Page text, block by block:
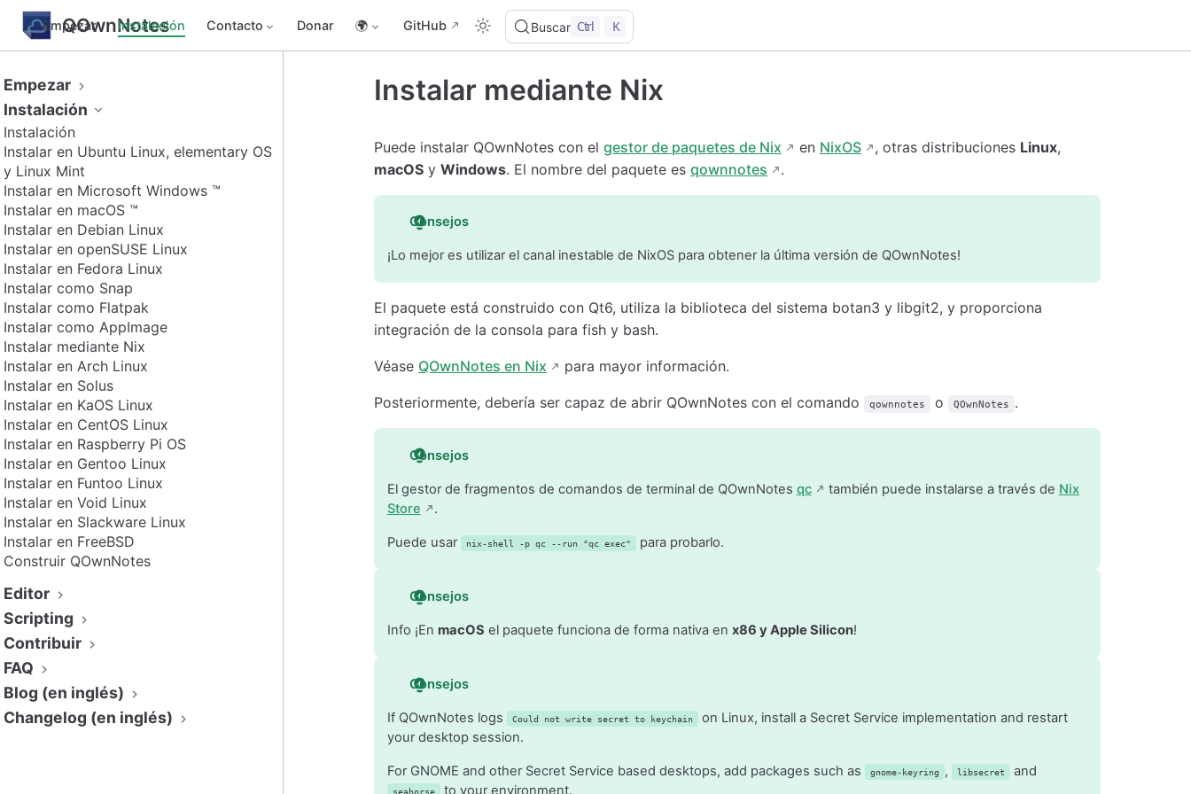
QOwnNotes
Empezar Instalación Contacto Donar 🌍 GitHub Buscar Ctrl K
Empezar
Instalación
Instalación
Instalar en Ubuntu Linux, elementary OS
y Linux Mint
Instalar en Microsoft Windows ™
Instalar en macOS ™
Instalar en Debian Linux
Instalar en openSUSE Linux
Instalar en Fedora Linux
Instalar como Snap
Instalar como Flatpak
Instalar como AppImage
Instalar mediante Nix
Instalar en Arch Linux
Instalar en Solus
Instalar en KaOS Linux
Instalar en CentOS Linux
Instalar en Raspberry Pi OS
Instalar en Gentoo Linux
Instalar en Funtoo Linux
Instalar en Void Linux
Instalar en Slackware Linux
Instalar en FreeBSD
Construir QOwnNotes
Editor
Scripting
Contribuir
FAQ
Blog (en inglés)
Changelog (en inglés)
Instalar mediante Nix
Puede instalar QOwnNotes con el gestor de paquetes de Nix en NixOS , otras distribuciones Linux,
macOS y Windows. El nombre del paquete es qownnotes .
Consejos
¡Lo mejor es utilizar el canal inestable de NixOS para obtener la última versión de QOwnNotes!
El paquete está construido con Qt6, utiliza la biblioteca del sistema botan3 y libgit2, y proporciona
integración de la consola para fish y bash.
Véase QOwnNotes en Nix para mayor información.
Posteriormente, debería ser capaz de abrir QOwnNotes con el comando qownnotes o QOwnNotes .
Consejos
El gestor de fragmentos de comandos de terminal de QOwnNotes qc también puede instalarse a través de Nix
Store
.
Puede usar nix-shell -p qc --run "qc exec" para probarlo.
Consejos
Info ¡En macOS el paquete funciona de forma nativa en x86 y Apple Silicon!
Consejos
If QOwnNotes logs Could not write secret to keychain
on Linux, install a Secret Service implementation and restart
your desktop session.
For GNOME and other Secret Service based desktops, add packages such as gnome-keyring , libsecret and
seahorse to your environment.